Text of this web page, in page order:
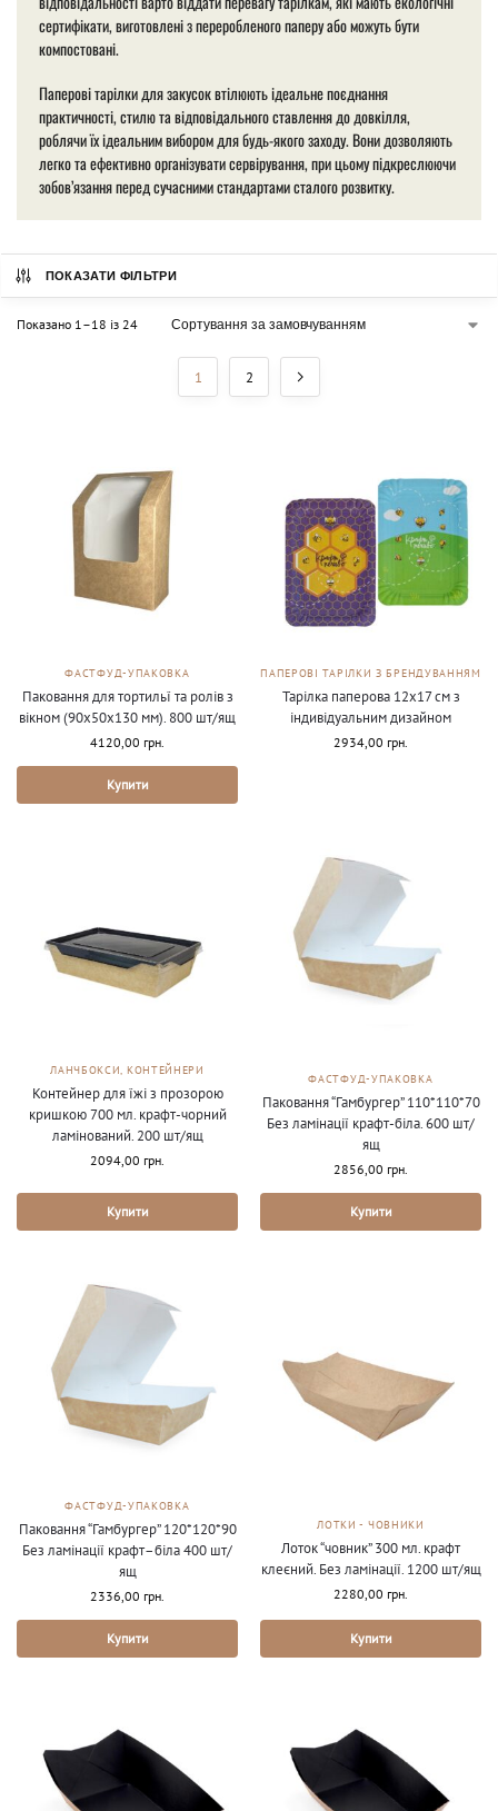
сертифікати, виготовлені з переробленого паперу або можуть бути
компостовані.
Паперові тарілки для закусок втілюють ідеальне поєднання
практичності, стилю та відповідального ставлення до довкілля,
роблячи їх ідеальним вибором для будь-якого заходу. Вони дозволяють
легко та ефективно організувати сервірування, при цьому підкреслюючи
зобов’язання перед сучасними стандартами сталого розвитку.
ПОКАЗАТИ ФІЛЬТРИ
Показано 1–18 із 24
1 2
ФАСТФУД-УПАКОВКА
Паковання для тортильї та ролів з
вікном (90х50х130 мм). 800 шт/ящ
4120,00 грн.
Купити
ПАПЕРОВІ ТАРІЛКИ З БРЕНДУВАННЯМ
Тарілка паперова 12х17 см з
індивідуальним дизайном
2934,00 грн.
ЛАНЧБОКСИ, КОНТЕЙНЕРИ
Контейнер для їжі з прозорою
кришкою 700 мл. крафт-чорний
ламінований. 200 шт/ящ
2094,00 грн.
Купити
ФАСТФУД-УПАКОВКА
Паковання “Гамбургер” 110*110*70
Без ламінації крафт-біла. 600 шт/
ящ
2856,00 грн.
Купити
ФАСТФУД-УПАКОВКА
Паковання “Гамбургер” 120*120*90
Без ламінації крафт–біла 400 шт/
ящ
2336,00 грн.
Купити
ЛОТКИ - ЧОВНИКИ
Лоток “човник” 300 мл. крафт
клеєний. Без ламінації. 1200 шт/ящ
2280,00 грн.
Купити